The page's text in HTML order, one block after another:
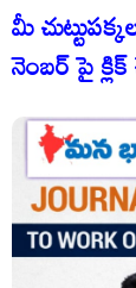
మీ
నెంబర్ పై